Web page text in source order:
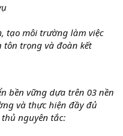
tạo môi trường làm việc
trọng và đoàn kết
bền vững dựa trên 03 nền
và thực hiện đầy đủ
nguyên tắc: